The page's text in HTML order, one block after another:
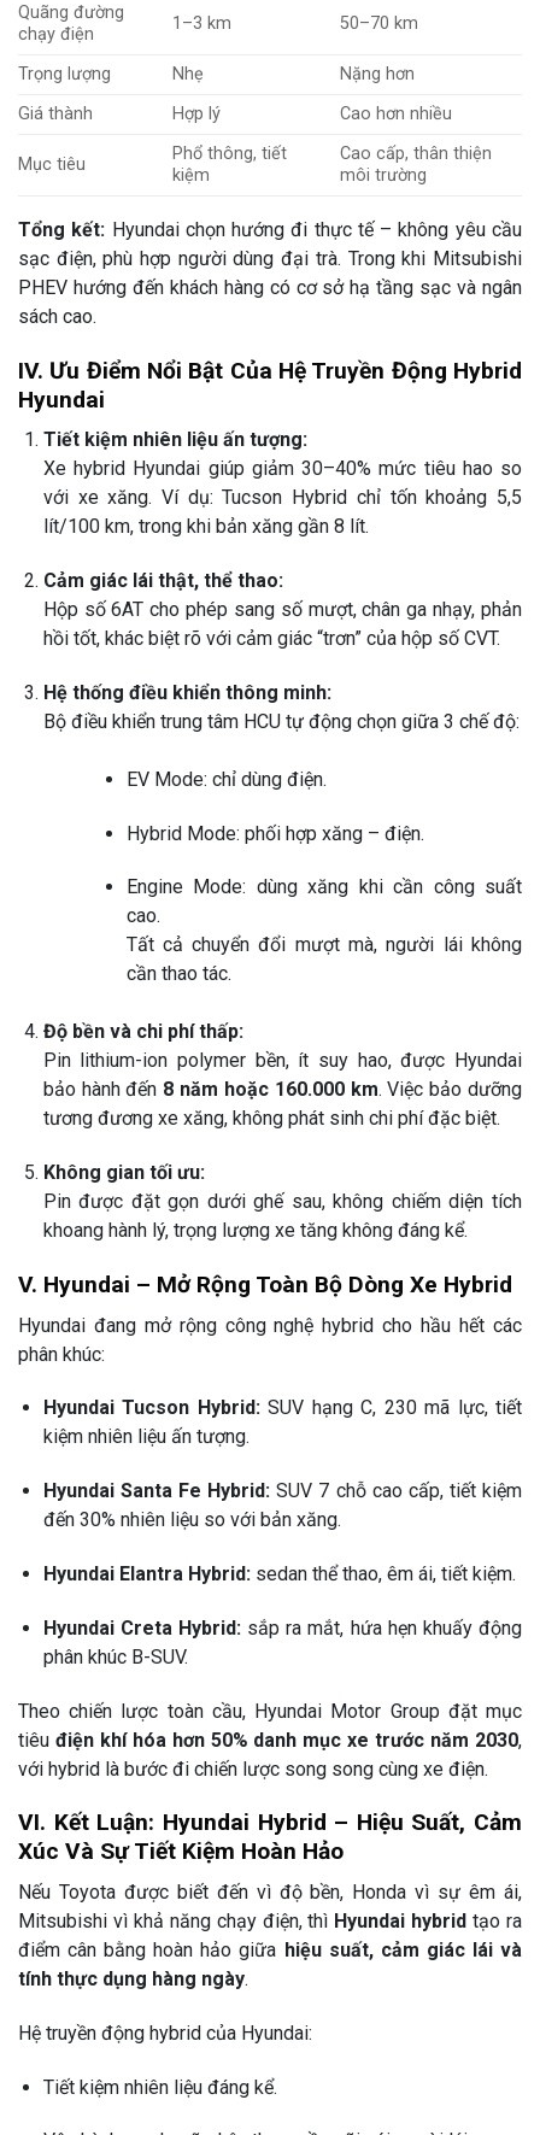
Quãng đường
chạy điện
1–3 km 50–70 km
Trọng lượng Nhẹ
Nặng hơn
Giá thành
Hợp lý Cao hơn nhiều
Mục tiêu
Phổ thông, tiết
kiệm
Cao cấp, thân thiện
môi trường
Tổng kết: Hyundai chọn hướng đi thực tế – không yêu cầu
sạc điện, phù hợp người dùng đại trà. Trong khi Mitsubishi
PHEV hướng đến khách hàng có cơ sở hạ tầng sạc và ngân
sách cao.
IV. Ưu Điểm Nổi Bật Của Hệ Truyền Động Hybrid
Hyundai
Tiết kiệm nhiên liệu ấn tượng:
Xe hybrid Hyundai giúp giảm 30–40% mức tiêu hao so
với xe xăng. Ví dụ: Tucson Hybrid chỉ tốn khoảng 5,5
lít/100 km, trong khi bản xăng gần 8 lít.
Cảm giác lái thật, thể thao:
Hộp số 6AT cho phép sang số mượt, chân ga nhạy, phản
hồi tốt, khác biệt rõ với cảm giác “trơn” của hộp số CVT.
Hệ thống điều khiển thông minh:
Bộ điều khiển trung tâm HCU tự động chọn giữa 3 chế độ:
EV Mode: chỉ dùng điện.
Hybrid Mode: phối hợp xăng – điện.
Engine Mode: dùng xăng khi cần công suất
cao.
Tất cả chuyển đổi mượt mà, người lái không
cần thao tác.
Độ bền và chi phí thấp:
Pin lithium-ion polymer bền, ít suy hao, được Hyundai
bảo hành đến 8 năm hoặc 160.000 km. Việc bảo dưỡng
tương đương xe xăng, không phát sinh chi phí đặc biệt.
Không gian tối ưu:
Pin được đặt gọn dưới ghế sau, không chiếm diện tích
khoang hành lý, trọng lượng xe tăng không đáng kể.
V. Hyundai – Mở Rộng Toàn Bộ Dòng Xe Hybrid
Hyundai đang mở rộng công nghệ hybrid cho hầu hết các
phân khúc:
Hyundai Tucson Hybrid:SUV hạng C, 230 mã lực, tiết
kiệm nhiên liệu ấn tượng.
Hyundai Santa Fe Hybrid: SUV 7 chỗ cao cấp, tiết kiệm
đến 30% nhiên liệu so với bản xăng.
Hyundai Elantra Hybrid:sedan thể thao, êm ái, tiết kiệm.
Hyundai Creta Hybrid: sắp ra mắt, hứa hẹn khuấy động
phân khúc B-SUV.
Theo chiến lược toàn cầu, Hyundai Motor Group đặt mục
tiêu điện khí hóa hơn 50% danh mục xe trước năm 2030,
với hybrid là bước đi chiến lược song song cùng xe điện.
VI. Kết Luận: Hyundai Hybrid – Hiệu Suất, Cảm
Xúc Và Sự Tiết Kiệm Hoàn Hảo
Nếu Toyota được biết đến vì độ bền, Honda vì sự êm ái,
Mitsubishi vì khả năng chạy điện, thì Hyundai hybrid tạo ra
điểm cân bằng hoàn hảo giữa hiệu suất, cảm giác lái và
tính thực dụng hàng ngày.
Hệ truyền động hybrid của Hyundai:
Tiết kiệm nhiên liệu đáng kể.